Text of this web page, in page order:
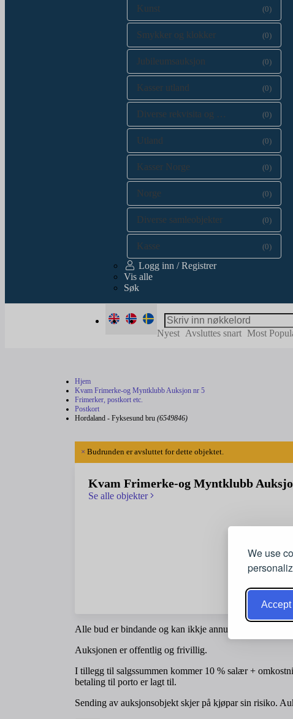
We use
Accept
Kunst (0)
Smykker og klokker (0)
Jubileumsauksjon (0)
Kasser utland (0)
Diverse rekvisita og kataloger (0)
Utland (0)
Kasser Norge (0)
Norge (0)
Diverse samleobjekter (0)
Kasse (0)
Logg inn / Registrer
Vis alle
Søk
Nyest Avsluttes snart Most
Hjem
Kvam Frimerke-og Myntklubb Auksjon nr 5
Frimerker, postkort etc.
Postkort
Hordaland - Fyksesund bru (6549846)
× Budrunden er avsluttet for dette objektet.
Kvam Frimerke-og Myntklubb
Se alle objekter
Alle bud er bindande og kan ikkje annulerast. Frist for
Auksjonen er offentlig og frivillig.
I tillegg til salgssummen kommer 10 % salær +
betaling til porto er lagt til.
Sending av auksjonsobjekt skjer på kjøpar sin risiko.